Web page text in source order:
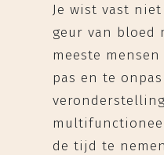
Je wist vast
geur van bloed
meeste
pas en te
de tijd te